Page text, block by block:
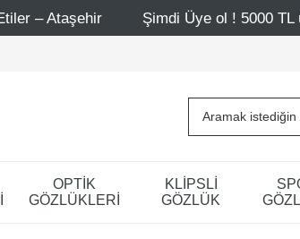
Şimdi Üye ol ! 5000 TL üzeri ilk
OPTİK
GÖZLÜKLERİ
KLİPSLİ
GÖZLÜK